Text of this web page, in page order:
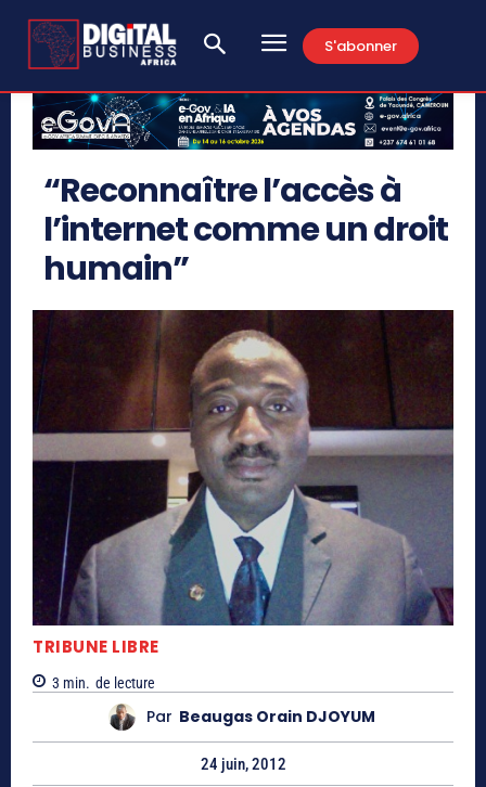
S'abonner
“Reconnaître l’accès à
l’internet comme un droit
humain”
TRIBUNE LIBRE
3 min. de lecture
Par Beaugas Orain DJOYUM
24 juin, 2012